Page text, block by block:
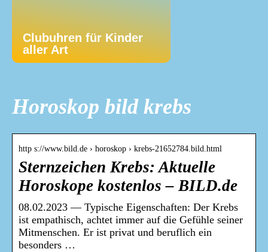
Clubuhren für Kinder
aller Art
Horoskop bild krebs
http s://www.bild.de › horoskop › krebs-21652784.bild.html
Sternzeichen Krebs: Aktuelle
Horoskope kostenlos – BILD.de
08.02.2023 — Typische Eigenschaften: Der Krebs
ist empathisch, achtet immer auf die Gefühle seiner
Mitmenschen. Er ist privat und beruflich ein
besonders …